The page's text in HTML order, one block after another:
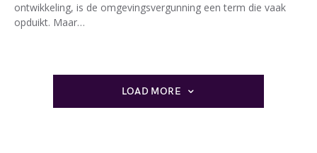
ontwikkeling, is de omgevingsvergunning een term die vaak
opduikt. Maar…
LOAD MORE